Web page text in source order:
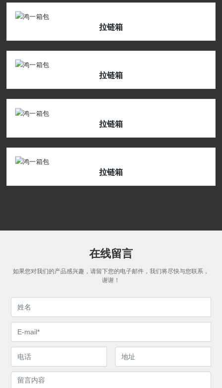
拉链箱
拉链箱
拉链箱
拉链箱
在线留言
如果您对我们的产品感兴趣，请留下您的电子邮件，我们将尽快与您联系，
谢谢！